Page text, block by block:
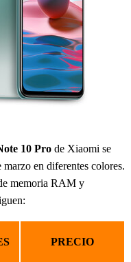
10 Pro de Xiaomi se
en diferentes colores.
memoria RAM y
PRECIO